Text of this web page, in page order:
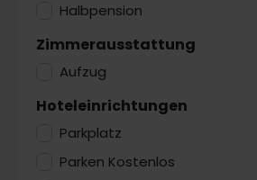
Halbpension
Zimmerausstattung
Aufzug
Hoteleinrichtungen
Parkplatz
Parken Kostenlos